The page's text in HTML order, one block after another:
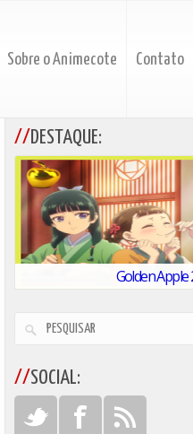
Sobre o Animecote Contato
DESTAQUE:
Golden Apple
SOCIAL: